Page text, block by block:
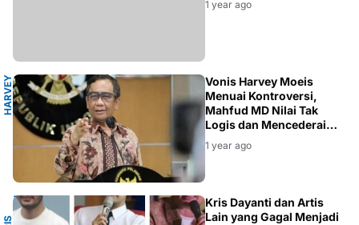
1 year ago
H
A
R
V
E
Y
M
O
E
IS
Vonis Harvey Moeis
Menuai Kontroversi,
Mahfud MD Nilai Tak
Logis dan Mencederai
Keadilan
1 year ago
I
Kris Dayanti dan Artis
Lain yang Gagal Menjadi